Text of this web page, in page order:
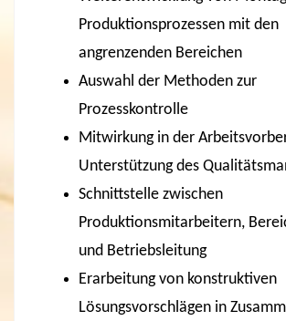
Produktionsprozessen mit den
angrenzenden Bereichen
Auswahl der Methoden zur
Prozesskontrolle
Mitwirkung in der
Unterstützung des
Schnittstelle zwischen
Produktionsmitarbeitern,
und Betriebsleitung
Erarbeitung von konstruktiven
Lösungsvorschlägen in